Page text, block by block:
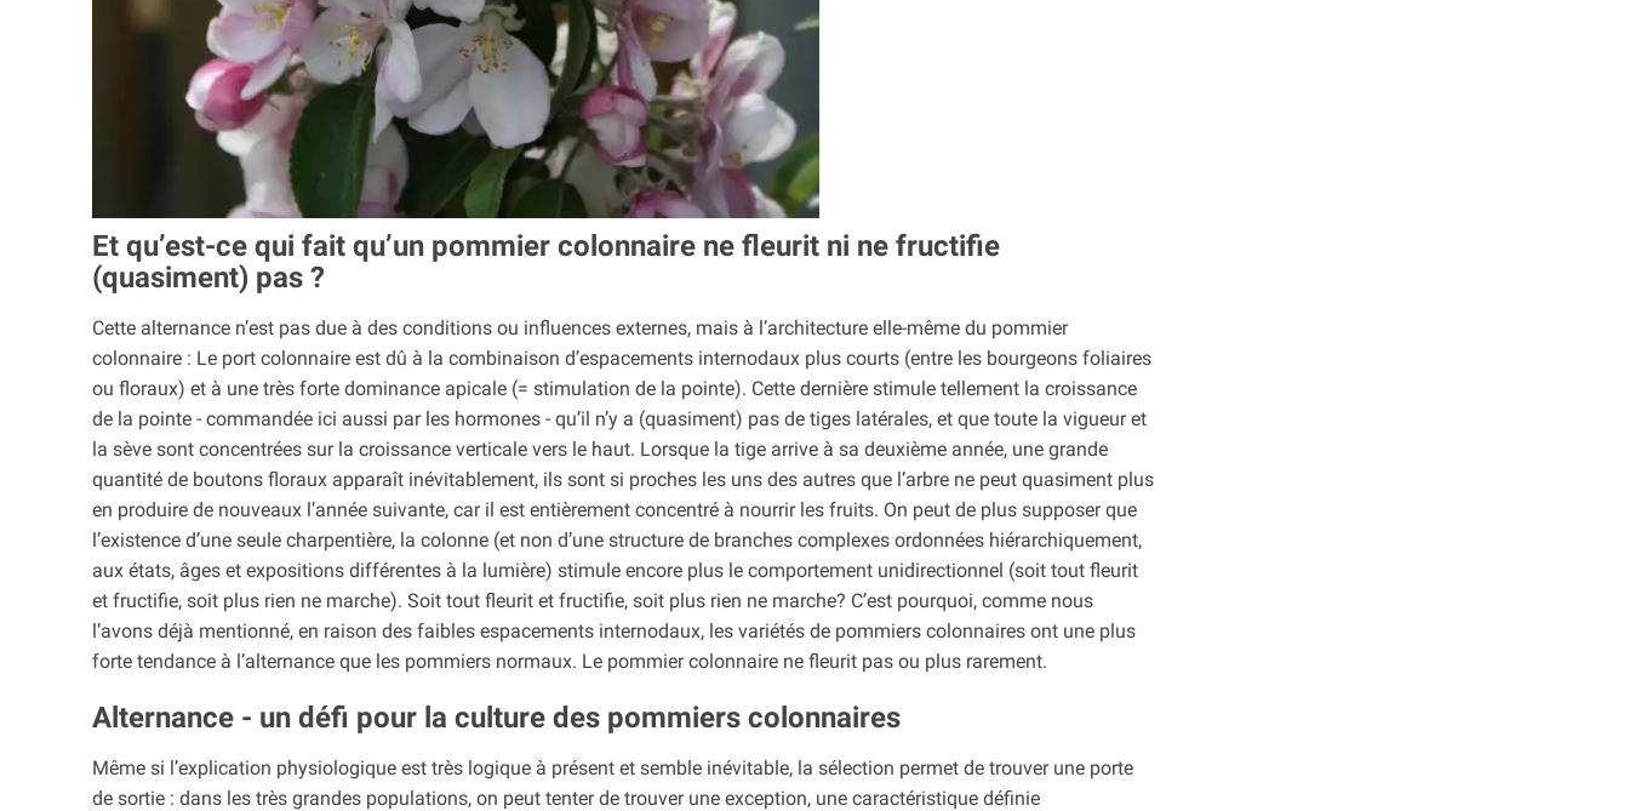
Et qu’est-ce qui fait qu’un pommier colonnaire ne fleurit ni ne fructifie
(quasiment) pas ?
Cette alternance n’est pas due à des conditions ou influences externes, mais à l’architecture elle-même du pommier
colonnaire : Le port colonnaire est dû à la combinaison d’espacements internodaux plus courts (entre les bourgeons foliaires
ou floraux) et à une très forte dominance apicale (= stimulation de la pointe). Cette dernière stimule tellement la croissance
de la pointe - commandée ici aussi par les hormones - qu’il n’y a (quasiment) pas de tiges latérales, et que toute la vigueur et
la sève sont concentrées sur la croissance verticale vers le haut. Lorsque la tige arrive à sa deuxième année, une grande
quantité de boutons floraux apparaît inévitablement, ils sont si proches les uns des autres que l’arbre ne peut quasiment plus
en produire de nouveaux l’année suivante, car il est entièrement concentré à nourrir les fruits. On peut de plus supposer que
l’existence d’une seule charpentière, la colonne (et non d’une structure de branches complexes ordonnées hiérarchiquement,
aux états, âges et expositions différentes à la lumière) stimule encore plus le comportement unidirectionnel (soit tout fleurit
et fructifie, soit plus rien ne marche). Soit tout fleurit et fructifie, soit plus rien ne marche? C’est pourquoi, comme nous
l’avons déjà mentionné, en raison des faibles espacements internodaux, les variétés de pommiers colonnaires ont une plus
forte tendance à l’alternance que les pommiers normaux. Le pommier colonnaire ne fleurit pas ou plus rarement.
Alternance - un défi pour la culture des pommiers colonnaires
Même si l’explication physiologique est très logique à présent et semble inévitable, la sélection permet de trouver une porte
de sortie : dans les très grandes populations, on peut tenter de trouver une exception, une caractéristique définie